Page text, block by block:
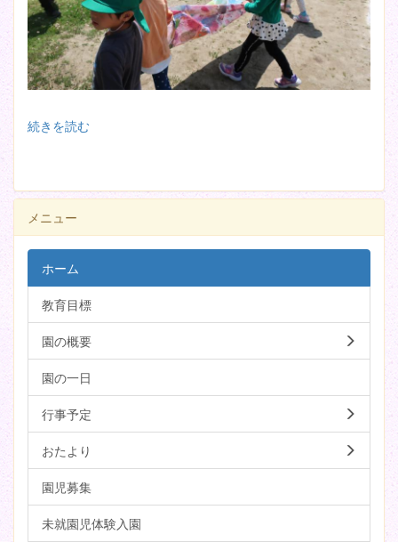
続きを読む
メニュー
ホーム
教育目標
園の概要
園の一日
行事予定
おたより
園児募集
未就園児体験入園